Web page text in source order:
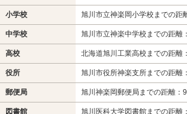
小学校 旭川市立神楽岡小学校までの距
中学校 旭川市立神楽中学校までの距離
高校 北海道旭川工業高校までの距離
役所 旭川市役所神楽支所までの距離
郵便局 旭川神楽岡郵便局までの距離：
図書館 旭川医科大学図書館までの距離